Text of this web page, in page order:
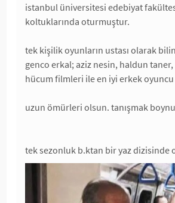
istanbul üniversitesi edebiyat
koltuklarında oturmuştur.
tek kişilik oyunların ustası olarak
genco erkal; aziz nesin, haldun
hücum filmleri ile en iyi erkek
uzun ömürleri olsun. tanışmak
tek sezonluk b.ktan bir yaz dizisinde